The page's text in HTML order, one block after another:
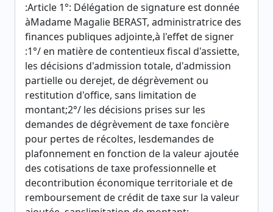
:Article 1°: Délégation de signature est donnée
àMadame Magalie BERAST, administratrice des
finances publiques adjointe,à l'effet de signer
:1°/ en matière de contentieux fiscal d'assiette,
les décisions d'admission totale, d'admission
partielle ou derejet, de dégrèvement ou
restitution d'office, sans limitation de
montant;2°/ les décisions prises sur les
demandes de dégrèvement de taxe foncière
pour pertes de récoltes, lesdemandes de
plafonnement en fonction de la valeur ajoutée
des cotisations de taxe professionnelle et
decontribution économique territoriale et de
remboursement de crédit de taxe sur la valeur